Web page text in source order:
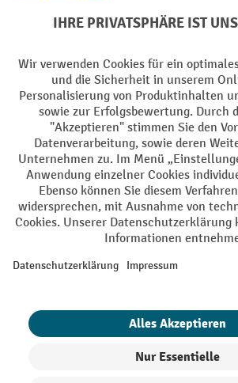
Elektrogeräte Rückname
Batterie Rückname
AGB Impressum Datenschutz
Barrierefreiheit Grounding Page
Alle Preise exkl. gesetzl. Mehrwertsteuer zzgl.
¹ Der Rabatt gilt so lange der Vorrat reicht. Der
oder Gutscheinen ist nicht möglich. | ² Der
Erstregistrierung für den Newsletter gewährt.
Tage gültig und kann ab einem Netto-
eingelöst werden. Die Höhe des Rabatts variiert